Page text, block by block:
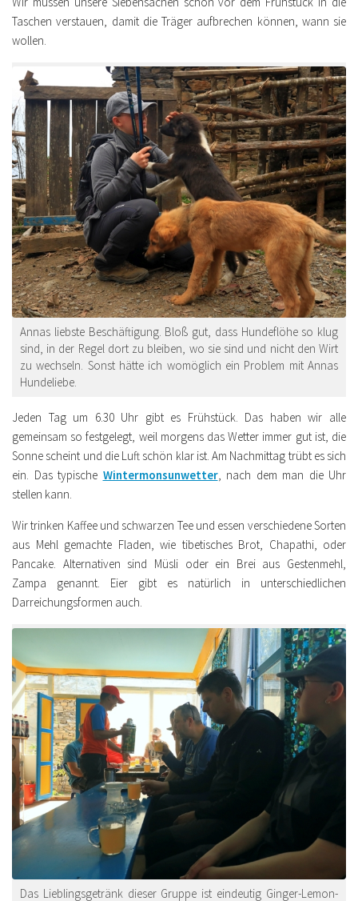
Taschen verstauen, damit die Träger aufbrechen können, wann sie
wollen.
Annas liebste Beschäftigung. Bloß gut, dass Hundeflöhe so klug
sind, in der Regel dort zu bleiben, wo sie sind und nicht den Wirt
zu wechseln. Sonst hätte ich womöglich ein Problem mit Annas
Hundeliebe.
Jeden Tag um 6.30 Uhr gibt es Frühstück. Das haben wir alle
gemeinsam so festgelegt, weil morgens das Wetter immer gut ist, die
Sonne scheint und die Luft schön klar ist. Am Nachmittag trübt es sich
ein. Das typische Wintermonsunwetter, nach dem man die Uhr
stellen kann.
Wir trinken Kaffee und schwarzen Tee und essen verschiedene Sorten
aus Mehl gemachte Fladen, wie tibetisches Brot, Chapathi, oder
Pancake. Alternativen sind Müsli oder ein Brei aus Gestenmehl,
Zampa genannt. Eier gibt es natürlich in unterschiedlichen
Darreichungsformen auch.
Das Lieblingsgetränk dieser Gruppe ist eindeutig Ginger-Lemon-